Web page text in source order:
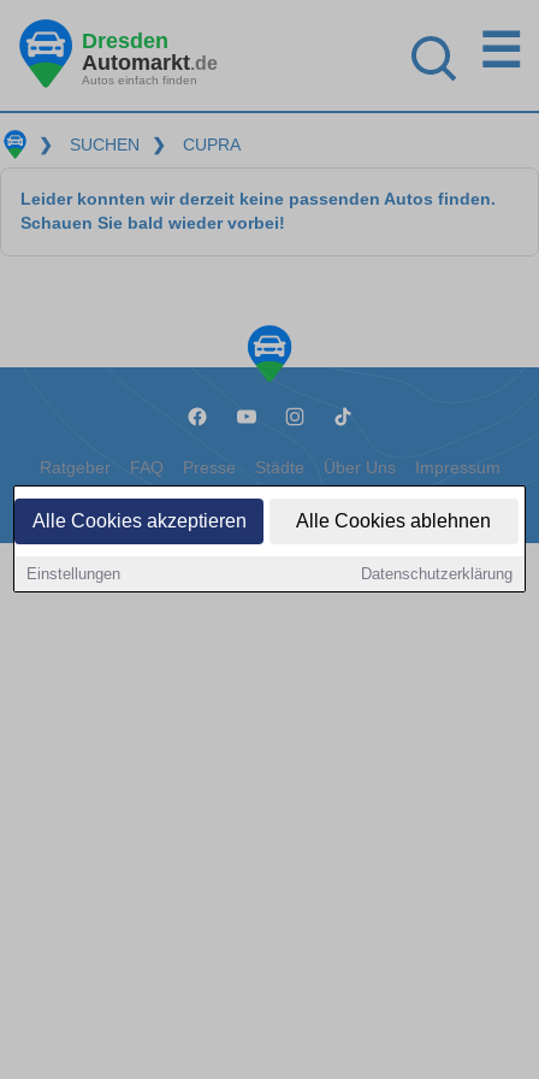
Alle Cookies akzeptieren Alle Cookies ablehnen
Einstellungen Datenschutzerklärung
Dresden
Automarkt.de
Autos einfach finden
☰
❯ SUCHEN ❯ CUPRA
Leider konnten wir derzeit keine passenden Autos finden.
Schauen Sie bald wieder vorbei!
Ratgeber FAQ Presse Städte Über Uns Impressum
Datenschutz Cookies
Copyright © 2000 - 2026 | 1A Infosysteme GmbH | Content by: 1a-sites-autos